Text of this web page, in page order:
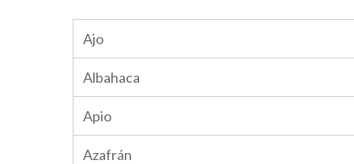
Ajo
Albahaca
Apio
Azafrán